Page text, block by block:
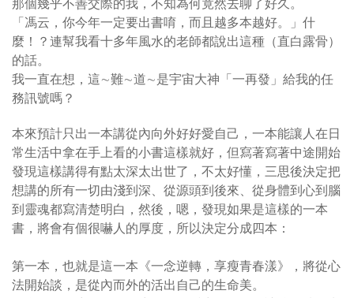
「馮云，你今年一定要出書唷，而且越多本越好。」 什
麼！？連幫我看十多年風水的老師都說出這種（直白露骨）
的話。
我一直在想，這∼難∼道∼是宇宙大神「一再發」給我的任
務訊號嗎？
本來預計只出一本講從內向外好好愛自己，一本能讓人在日
常生活中拿在手上看的小書這樣就好， 但寫著寫著中途開始
發現這樣講得有點太深太出世了，不太好懂， 三思後決定把
想講的所有一切由淺到深、從源頭到後來、從身體到心到腦
到靈魂都寫清楚明白， 然後，嗯，發現如果是這樣的一本
書，將會有個很嚇人的厚度，所以決定分成四本：
第一本，也就是這一本《一念逆轉，享瘦青春漾》， 將從心
法開始談，是從內而外的活出自己的生命美。